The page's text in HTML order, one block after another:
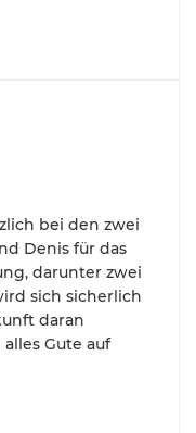
bei den zwei
Denis für das
darunter zwei
sich sicherlich
daran
Gute auf